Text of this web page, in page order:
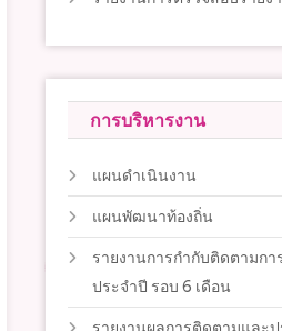
การบริหารงาน
แผนดำเนินงาน
แผนพัฒนาท้องถิ่น
รายงานการกำกับติดตามกา
ประจำปี รอบ 6 เดือน